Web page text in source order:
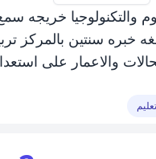
والتكنولوجيا خريجه
خبره سنتين بالمركز
والاعمار على